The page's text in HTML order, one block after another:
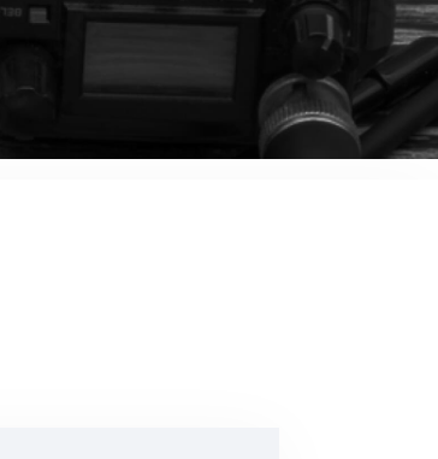
ポータブルワイヤレスアンプ